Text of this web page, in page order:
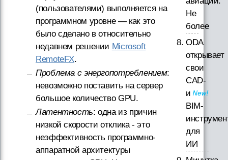
(пользователями) выполняется на
программном уровне — как это
было сделано в относительно
недавнем решении Microsoft
RemoteFX.
Проблема с энергопотреблением:
невозможно поставить на сервер
большое количество GPU.
Латентность: одна из причин
низкой скорости отклика - это
неэффективность программно-
аппаратной архитектуры
Не
более
ODA
открывает
свои
CAD-
и
BIM-
для
ИИ